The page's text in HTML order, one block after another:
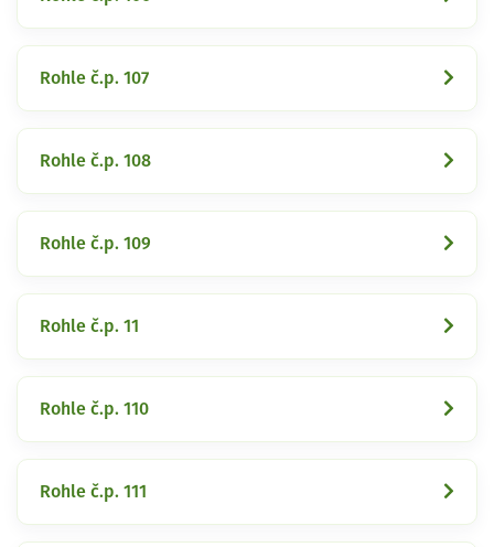
Rohle č.p. 107
Rohle č.p. 108
Rohle č.p. 109
Rohle č.p. 11
Rohle č.p. 110
Rohle č.p. 111